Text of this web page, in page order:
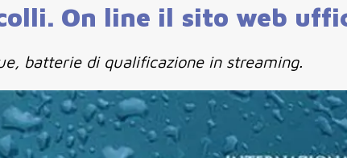
On line il sito web
batterie di qualificazione in streaming.